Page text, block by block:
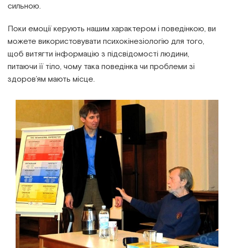
сильною.
Поки емоції керують нашим характером і поведінкою, ви
можете використовувати психокінезіологію для того,
щоб витягти інформацію з підсвідомості людини,
питаючи її тіло, чому така поведінка чи проблеми зі
здоров’ям мають місце.